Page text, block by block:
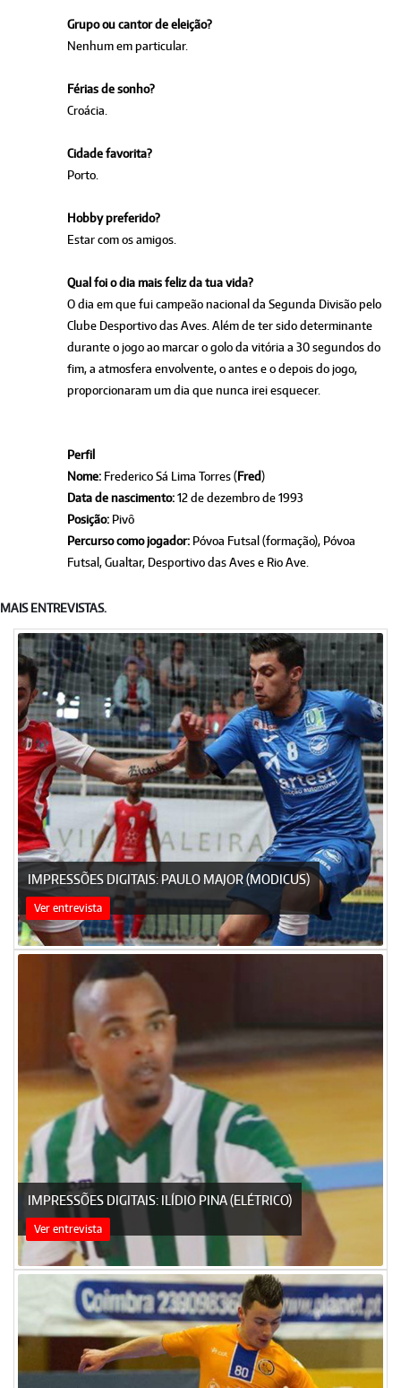
Grupo ou cantor de eleição?
Nenhum em particular.
Férias de sonho?
Croácia.
Cidade favorita?
Porto.
Hobby preferido?
Estar com os amigos.
Qual foi o dia mais feliz da tua vida?
O dia em que fui campeão nacional da Segunda Divisão pelo
Clube Desportivo das Aves. Além de ter sido determinante
durante o jogo ao marcar o golo da vitória a 30 segundos do
fim, a atmosfera envolvente, o antes e o depois do jogo,
proporcionaram um dia que nunca irei esquecer.
Perfil
Nome: Frederico Sá Lima Torres (Fred)
Data de nascimento:12 de dezembro de 1993
Posição: Pivô
Percurso como jogador: Póvoa Futsal (formação), Póvoa
Futsal, Gualtar, Desportivo das Aves e Rio Ave.
MAIS ENTREVISTAS.
IMPRESSÕES DIGITAIS: PAULO MAJOR (MODICUS)
Ver entrevista
IMPRESSÕES DIGITAIS: ILÍDIO PINA (ELÉTRICO)
Ver entrevista